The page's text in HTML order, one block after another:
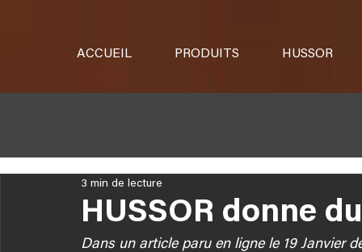
ACCUEIL PRODUITS HUSSOR
HUSSOR donne
3 min de lecture
Dans un article paru en ligne le 19 Janvier